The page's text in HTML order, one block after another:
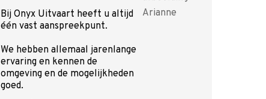
Bij Onyx Uitvaart heeft u altijd
één vast aanspreekpunt.
We hebben allemaal jarenlange
ervaring en kennen de
omgeving en de mogelijkheden
goed.